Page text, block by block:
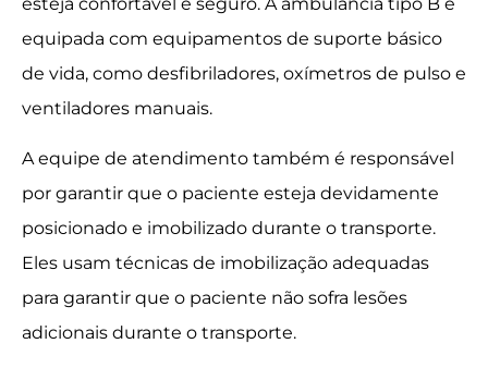
equipada com equipamentos de suporte básico
de vida, como desfibriladores, oxímetros de pulso e
ventiladores manuais.
A equipe de atendimento também é responsável
por garantir que o paciente esteja devidamente
posicionado e imobilizado durante o transporte.
Eles usam técnicas de imobilização adequadas
para garantir que o paciente não sofra lesões
adicionais durante o transporte.